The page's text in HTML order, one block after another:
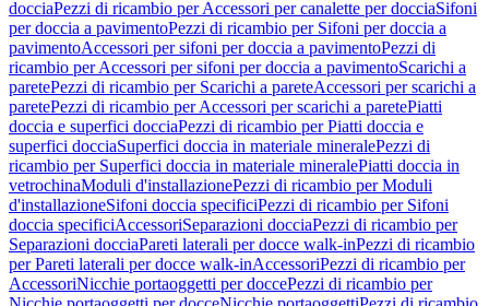
docciaPezzi di ricambio per Accessori per canalette per docciaSifoni
per doccia a pavimentoPezzi di ricambio per Sifoni per doccia a
pavimentoAccessori per sifoni per doccia a pavimentoPezzi di
ricambio per Accessori per sifoni per doccia a pavimentoScarichi a
paretePezzi di ricambio per Scarichi a pareteAccessori per scarichi a
paretePezzi di ricambio per Accessori per scarichi a paretePiatti
doccia e superfici docciaPezzi di ricambio per Piatti doccia e
superfici docciaSuperfici doccia in materiale mineralePezzi di
ricambio per Superfici doccia in materiale mineralePiatti doccia in
vetrochinaModuli d'installazionePezzi di ricambio per Moduli
d'installazioneSifoni doccia specificiPezzi di ricambio per Sifoni
doccia specificiAccessoriSeparazioni docciaPezzi di ricambio per
Separazioni docciaPareti laterali per docce walk-inPezzi di ricambio
per Pareti laterali per docce walk-inAccessoriPezzi di ricambio per
AccessoriNicchie portaoggetti per doccePezzi di ricambio per